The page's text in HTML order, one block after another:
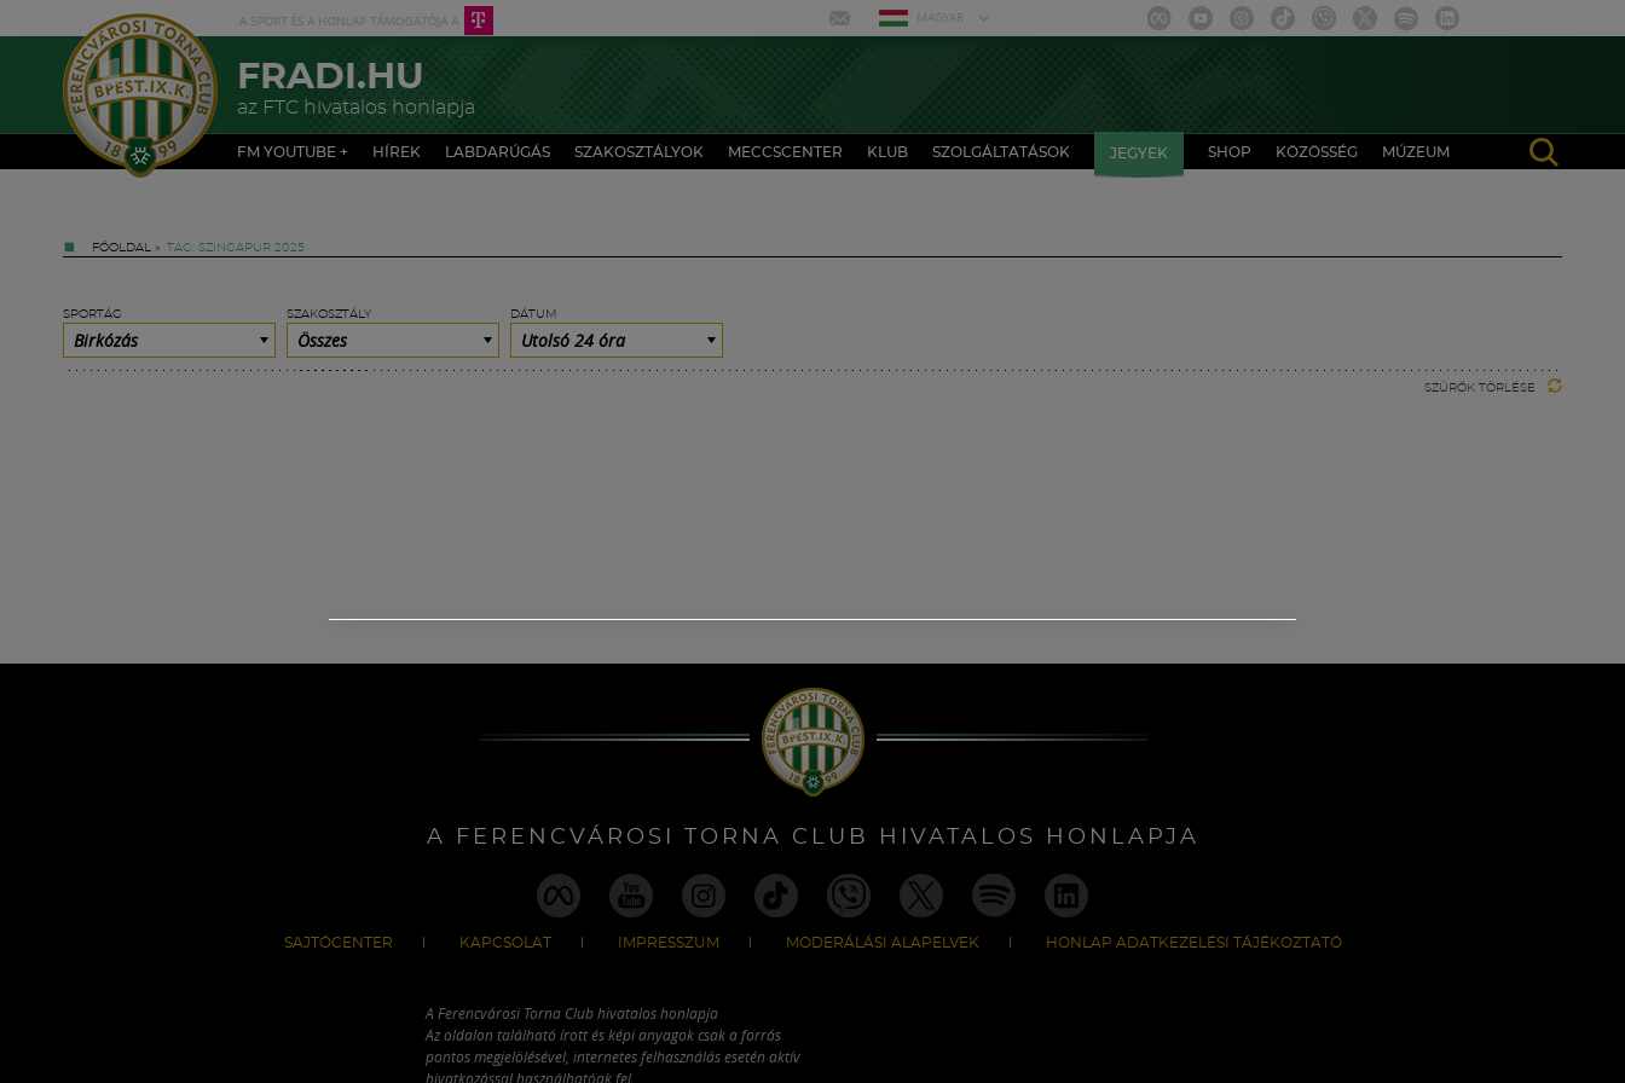
MAGYAR
FRADI.HU
az FTC hivatalos honlapja
FM YOUTUBE + HÍREK LABDARÚGÁS SZAKOSZTÁLYOK MECCSCENTER KLUB SZOLGÁLTATÁSOK JEGYEK SHOP KÖZÖSSÉG MÚZEUM
FŐOLDAL » TAG: SZINGAPÚR 2025
SPORTÁG
Birkózás
SZAKOSZTÁLY
Összes
DÁTUM
Utolsó 24 óra
SZŰRŐK TÖRLÉSE
A FERENCVÁROSI TORNA CLUB HIVATALOS HONLAPJA
SAJTÓCENTER KAPCSOLAT IMPRESSZUM MODERÁLÁSI ALAPELVEK HONLAP ADATKEZELÉSI TÁJÉKOZTATÓ
A Ferencvárosi Torna Club hivatalos honlapja
Az oldalon található írott és képi anyagok csak a forrás
pontos megjelölésével, internetes felhasználás esetén aktív
hivatkozással használhatóak fel.